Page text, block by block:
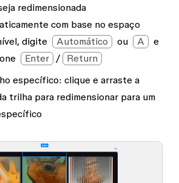
redimensionada
com base no espaço
digite
Automático ou A
e
Enter /
Return
específico: clique e arraste a
trilha para redimensionar para um